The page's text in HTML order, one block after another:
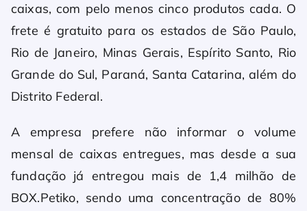
caixas, com pelo menos cinco produtos cada. O
frete é gratuito para os estados de São Paulo,
Rio de Janeiro, Minas Gerais, Espírito Santo, Rio
Grande do Sul, Paraná, Santa Catarina, além do
Distrito Federal.
A empresa prefere não informar o volume
mensal de caixas entregues, mas desde a sua
fundação já entregou mais de 1,4 milhão de
BOX.Petiko, sendo uma concentração de 80%